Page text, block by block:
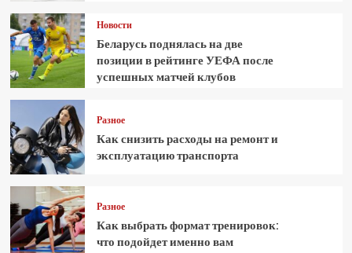
Новости
Беларусь поднялась на две
позиции в рейтинге УЕФА после
успешных матчей клубов
Разное
Как снизить расходы на ремонт и
эксплуатацию транспорта
Разное
Как выбрать формат тренировок:
что подойдет именно вам